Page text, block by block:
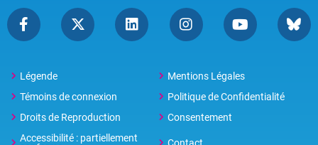
Légende
Mentions Légales
Témoins de connexion
Politique de Confidentialité
Droits de Reproduction
Consentement
Accessibilité : partiellement
Contact